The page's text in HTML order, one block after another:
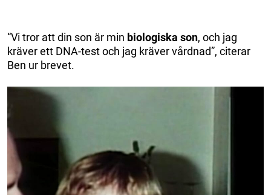
“Vi tror att din son är min biologiska son, och jag
kräver ett DNA-test och jag kräver vårdnad”, citerar
Ben ur brevet.